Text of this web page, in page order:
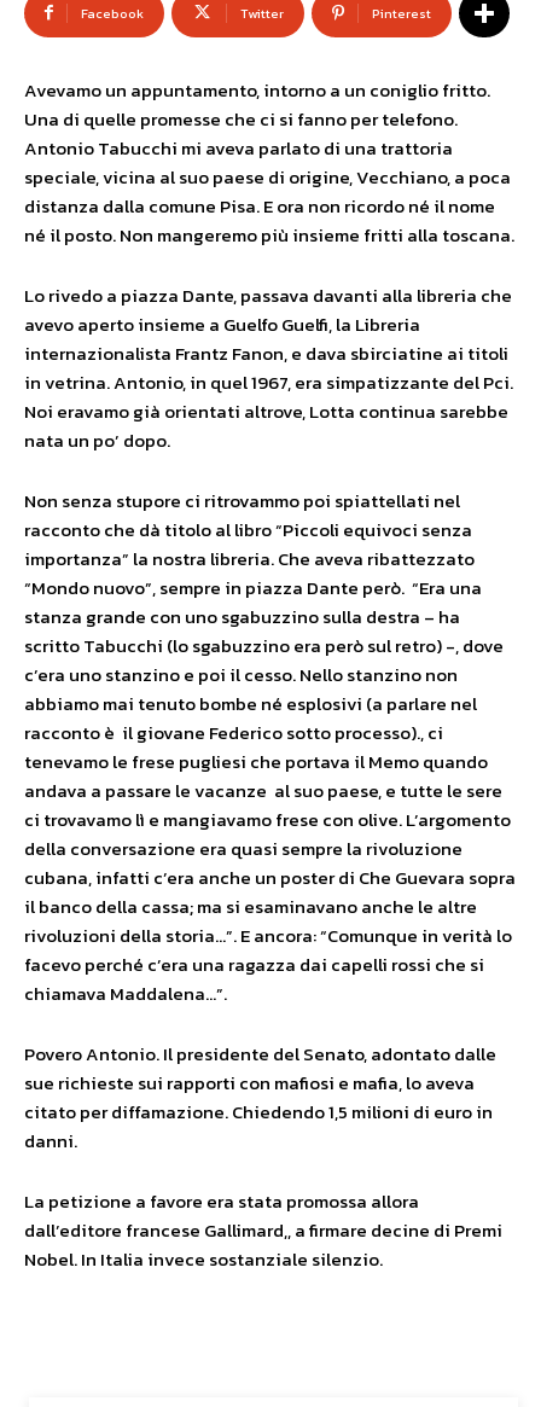
Facebook Twitter Pinterest
Avevamo un appuntamento, intorno a un coniglio fritto.
Una di quelle promesse che ci si fanno per telefono.
Antonio Tabucchi mi aveva parlato di una trattoria
speciale, vicina al suo paese di origine, Vecchiano, a poca
distanza dalla comune Pisa. E ora non ricordo né il nome
né il posto. Non mangeremo più insieme fritti alla toscana.
Lo rivedo a piazza Dante, passava davanti alla libreria che
avevo aperto insieme a Guelfo Guelfi, la Libreria
internazionalista Frantz Fanon, e dava sbirciatine ai titoli
in vetrina. Antonio, in quel 1967, era simpatizzante del Pci.
Noi eravamo già orientati altrove, Lotta continua sarebbe
nata un po’ dopo.
Non senza stupore ci ritrovammo poi spiattellati nel
racconto che dà titolo al libro “Piccoli equivoci senza
importanza” la nostra libreria. Che aveva ribattezzato
“Mondo nuovo”, sempre in piazza Dante però. “Era una
stanza grande con uno sgabuzzino sulla destra – ha
scritto Tabucchi (lo sgabuzzino era però sul retro) -, dove
c’era uno stanzino e poi il cesso. Nello stanzino non
abbiamo mai tenuto bombe né esplosivi (a parlare nel
racconto è il giovane Federico sotto processo)., ci
tenevamo le frese pugliesi che portava il Memo quando
andava a passare le vacanze al suo paese, e tutte le sere
ci trovavamo lì e mangiavamo frese con olive. L’argomento
della conversazione era quasi sempre la rivoluzione
cubana, infatti c’era anche un poster di Che Guevara sopra
il banco della cassa; ma si esaminavano anche le altre
rivoluzioni della storia…”. E ancora: “Comunque in verità lo
facevo perché c’era una ragazza dai capelli rossi che si
chiamava Maddalena…”.
Povero Antonio. Il presidente del Senato, adontato dalle
sue richieste sui rapporti con mafiosi e mafia, lo aveva
citato per diffamazione. Chiedendo 1,5 milioni di euro in
danni.
La petizione a favore era stata promossa allora
dall’editore francese Gallimard,, a firmare decine di Premi
Nobel. In Italia invece sostanziale silenzio.